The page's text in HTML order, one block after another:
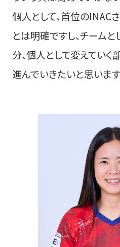
個人として、首位のINAC
とは明確ですし、チーム
分、個人として変えていく
進んでいきたいと思います